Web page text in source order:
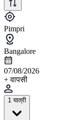
Pimpri
Bangalore
07/08/2026
+ वापसी
1 यात्री